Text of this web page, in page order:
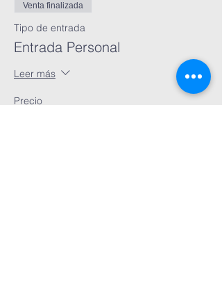
Venta finalizada
Tipo de entrada
Entrada Personal
Leer más
Precio